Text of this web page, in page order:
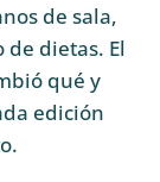
de sala,
dietas. El
qué y
edición